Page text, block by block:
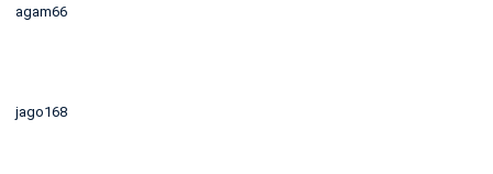
agam66
jago168